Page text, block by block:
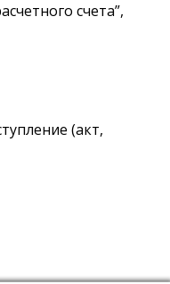
счета”,
(акт,